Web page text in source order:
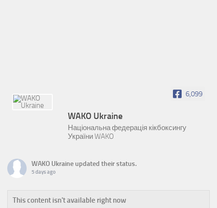
6,099
WAKO Ukraine
Національна федерація кікбоксингу
України WAKO
WAKO Ukraine updated their status.
5 days ago
This content isn't available right now